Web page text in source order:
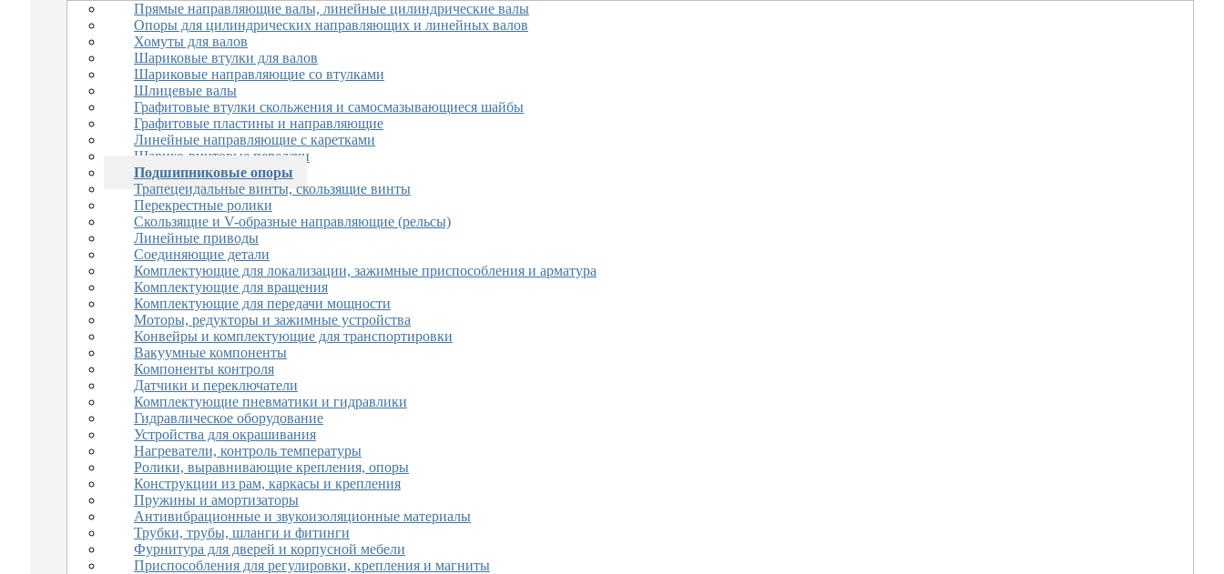
Прямые направляющие валы, линейные цилиндрические валы
Опоры для цилиндрических направляющих и линейных валов
Хомуты для валов
Шариковые втулки для валов
Шариковые направляющие со втулками
Шлицевые валы
Графитовые втулки скольжения и самосмазывающиеся шайбы
Графитовые пластины и направляющие
Линейные направляющие с каретками
Шарико-винтовые передачи
Подшипниковые опоры
Трапецеидальные винты, скользящие винты
Перекрестные ролики
Скользящие и V-образные направляющие (рельсы)
Линейные приводы
Соединяющие детали
Комплектующие для локализации, зажимные приспособления и арматура
Комплектующие для вращения
Комплектующие для передачи мощности
Моторы, редукторы и зажимные устройства
Конвейры и комплектующие для транспортировки
Вакуумные компоненты
Компоненты контроля
Датчики и переключатели
Комплектующие пневматики и гидравлики
Гидравлическое оборудование
Устройства для окрашивания
Нагреватели, контроль температуры
Ролики, выравнивающие крепления, опоры
Конструкции из рам, каркасы и крепления
Пружины и амортизаторы
Антивибрационные и звукоизоляционные материалы
Трубки, трубы, шланги и фитинги
Фурнитура для дверей и корпусной мебели
Приспособления для регулировки, крепления и магниты